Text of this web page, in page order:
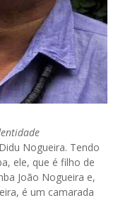
Nogueira. Tendo
ele, que é filho de
João Nogueira e,
é um camarada